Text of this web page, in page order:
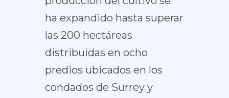
ha expandido hasta superar
las 200 hectáreas
distribuidas en ocho
predios ubicados en los
condados de Surrey y